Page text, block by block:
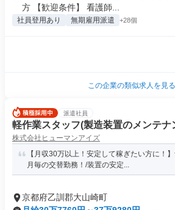
方 【歓迎条件】 看護師...
社員登用あり 無期雇用派遣 +28個
この企業の類似求人を見る
派遣社員
軽作業スタッフ(製造装置のメンテナ
株式会社ヒューマンアイズ
【月収30万以上！安定して稼ぎたい方に！
月毎の交替勤務！/装置の安定...
京都府乙訓郡大山崎町